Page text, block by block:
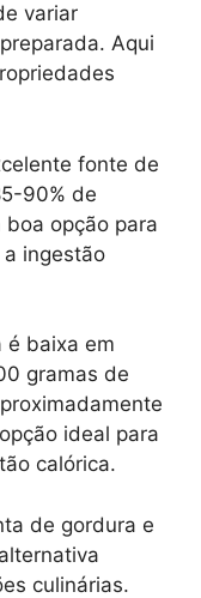
variar
Aqui
fonte de
90% de
opção para
ingestão
é baixa em
gramas de
ideal para
calórica.
de gordura e
culinárias.